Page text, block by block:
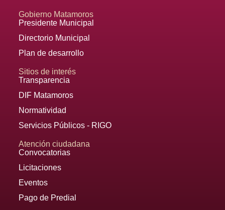
Gobierno Matamoros
Presidente Municipal
Directorio Municipal
Plan de desarrollo
Sitios de interés
Transparencia
DIF Matamoros
Normatividad
Servicios Públicos - RIGO
Atención ciudadana
Convocatorias
Licitaciones
Eventos
Pago de Predial